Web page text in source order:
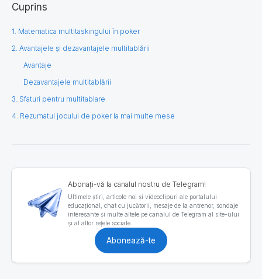
Cuprins
1. Matematica multitaskingului în poker
2. Avantajele și dezavantajele multitablării
Avantaje
​​Dezavantajele multitablării
3. Sfaturi pentru multitablare
4. Rezumatul jocului de poker la mai multe mese
Abonați-vă la canalul nostru de Telegram!
Ultimele știri, articole noi și videoclipuri ale portalului
educațional, chat cu jucătorii, mesaje de la antrenor, sondaje
interesante și multe altele pe canalul de Telegram al site-ului
și al altor rețele sociale.
Abonează-te